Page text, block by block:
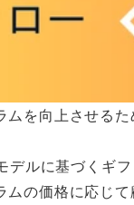
ムを向上させる
デルに基づくギ
ムの価格に応じ